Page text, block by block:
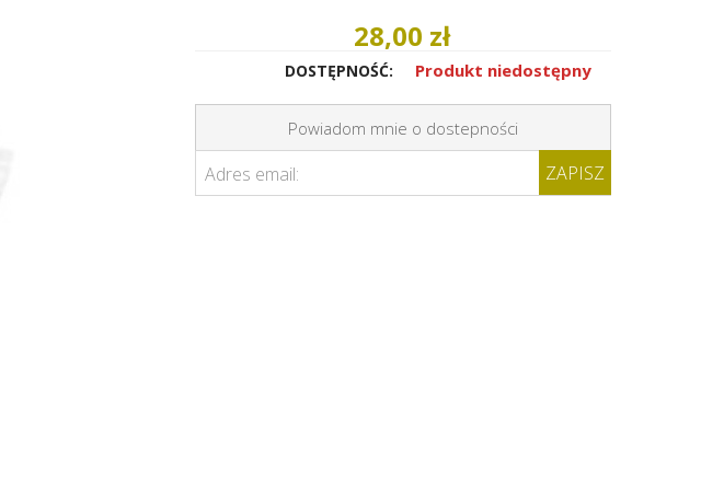
28,00 zł
DOSTĘPNOŚĆ: Produkt niedostępny
Powiadom mnie o dostepności
Adres email: ZAPISZ